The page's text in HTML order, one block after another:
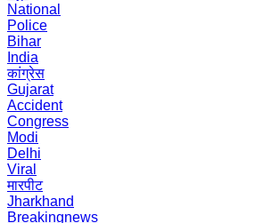
National
Police
Bihar
India
कांग्रेस
Gujarat
Accident
Congress
Modi
Delhi
Viral
मारपीट
Jharkhand
Breakingnews